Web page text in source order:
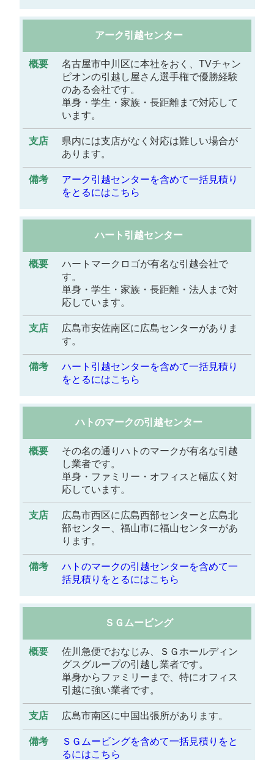
アーク引越センター
名古屋市中川区に本社をおく、TVチャン
ピオンの引越し屋さん選手権で優勝経験
のある会社です。
単身・学生・家族・長距離まで対応して
います。
県内には支店がなく対応は難しい場合が
あります。
アーク引越センターを含めて一括見積り
をとるにはこちら
ハート引越センター
ハートマークロゴが有名な引越会社で
す。
単身・学生・家族・長距離・法人まで対
応しています。
広島市安佐南区に広島センターがありま
す。
ハート引越センターを含めて一括見積り
をとるにはこちら
ハトのマークの引越センター
その名の通りハトのマークが有名な引越
し業者です。
単身・ファミリー・オフィスと幅広く対
応しています。
広島市西区に広島西部センターと広島北
部センター、福山市に福山センターがあ
ります。
ハトのマークの引越センターを含めて一
括見積りをとるにはこちら
ＳＧムービング
佐川急便でおなじみ、ＳＧホールディン
グスグループの引越し業者です。
単身からファミリーまで、特にオフィス
引越に強い業者です。
広島市南区に中国出張所があります。
ＳＧムービングを含めて一括見積りをと
るにはこちら